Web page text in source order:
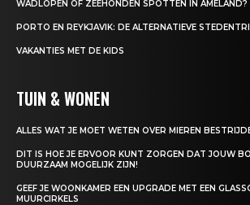
WADLOPEN OF ZEEHONDEN SPOTTEN IN AMELAND?
PORTO EN REYKJAVIK: DE ALTERNATIEVE
VAKANTIES MET DE KIDS
TUIN & WONEN
ALLES WAT JE MOET WETEN OVER MIEREN
DIT IS HOE JE ERVOOR KUNT ZORGEN DAT JOUW
DUURZAAM MOGELIJK ZIJN!
GEEF JE WOONKAMER EEN UPGRADE MET EEN
MUURCIRKELS